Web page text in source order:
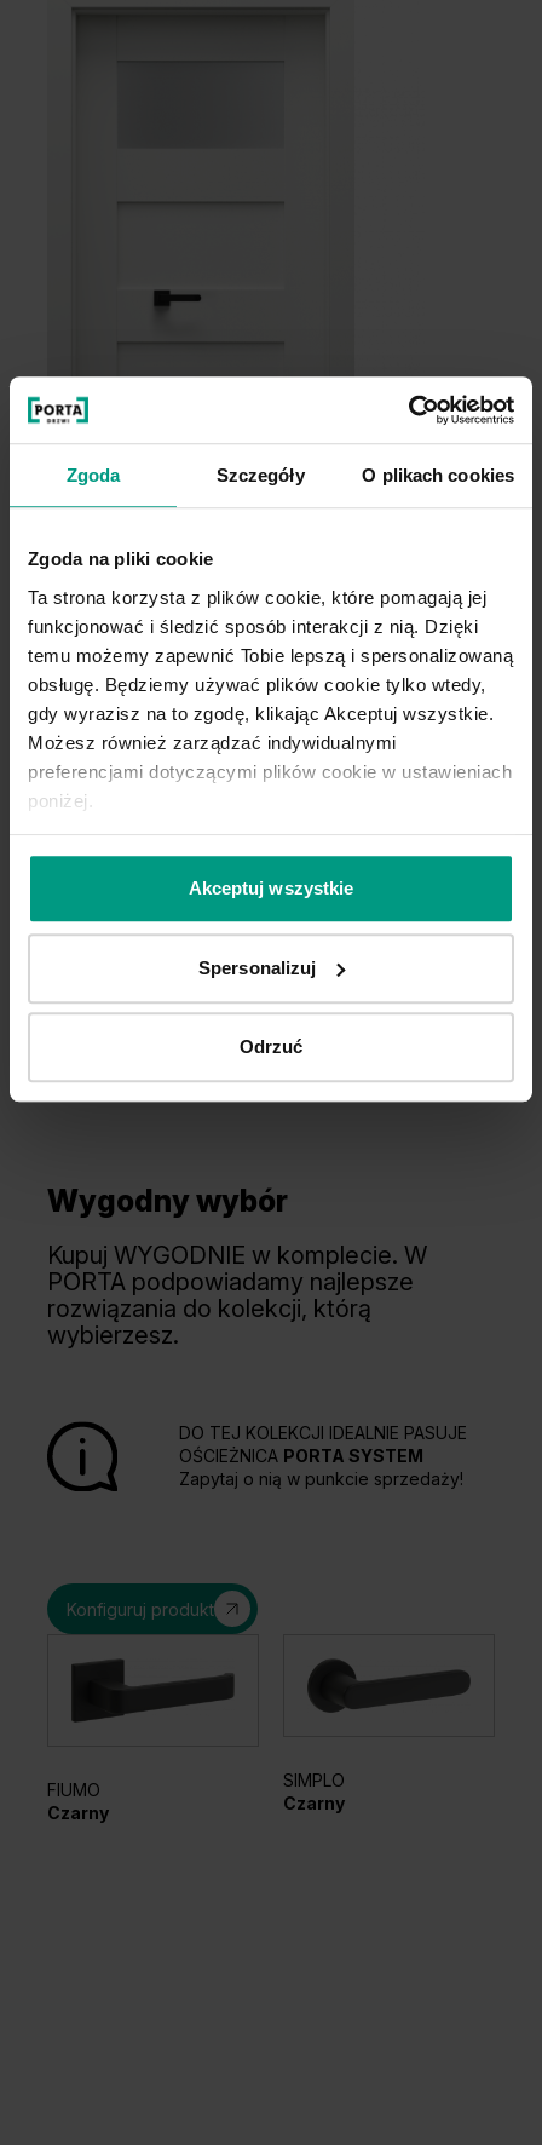
Zgoda Szczegóły O plikach cookies
Zgoda na pliki cookie
Ta strona korzysta z plików cookie, które pomagają jej
funkcjonować i śledzić sposób interakcji z nią. Dzięki
temu możemy zapewnić Tobie lepszą i spersonalizowaną
obsługę. Będziemy używać plików cookie tylko wtedy,
gdy wyrazisz na to zgodę, klikając Akceptuj wszystkie.
Możesz również zarządzać indywidualnymi
preferencjami dotyczącymi plików cookie w ustawieniach
poniżej.
Akceptuj wszystkie
Spersonalizuj
Odrzuć
A.1
Wygodny wybór
Kupuj WYGODNIE w komplecie. W
PORTA podpowiadamy najlepsze
rozwiązania do kolekcji, którą
wybierzesz.
DO TEJ KOLEKCJI IDEALNIE PASUJE
OŚCIEŻNICA PORTA SYSTEM
Zapytaj o nią w punkcie sprzedaży!
Konfiguruj produkt
FIUMO
Czarny
SIMPLO
Czarny